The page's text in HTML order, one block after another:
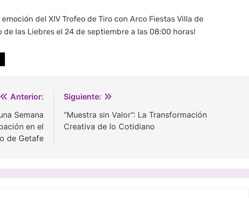
del XIV Trofeo de Tiro con Arco Fiestas Villa de
de las Liebres el 24 de septiembre a las 08:00 horas!
Anterior:
Semana
en el
de Getafe
Siguiente:
“Muestra sin Valor”: La Transformación
Creativa de lo Cotidiano